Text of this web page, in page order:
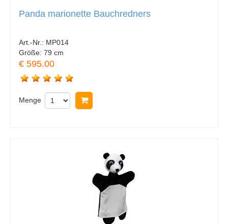
Panda marionette Bauchredners
Art.-Nr.: MP014
Größe: 79 cm
€ 595.00
Menge